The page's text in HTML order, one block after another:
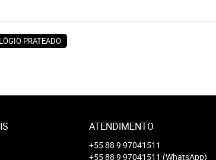
PRATEADO
ATENDIMENTO
+55 88 9 97041511
+55 88 9 97041511 (WhatsApp)